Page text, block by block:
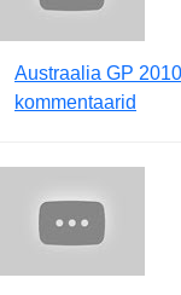
Austraalia GP
kommentaarid